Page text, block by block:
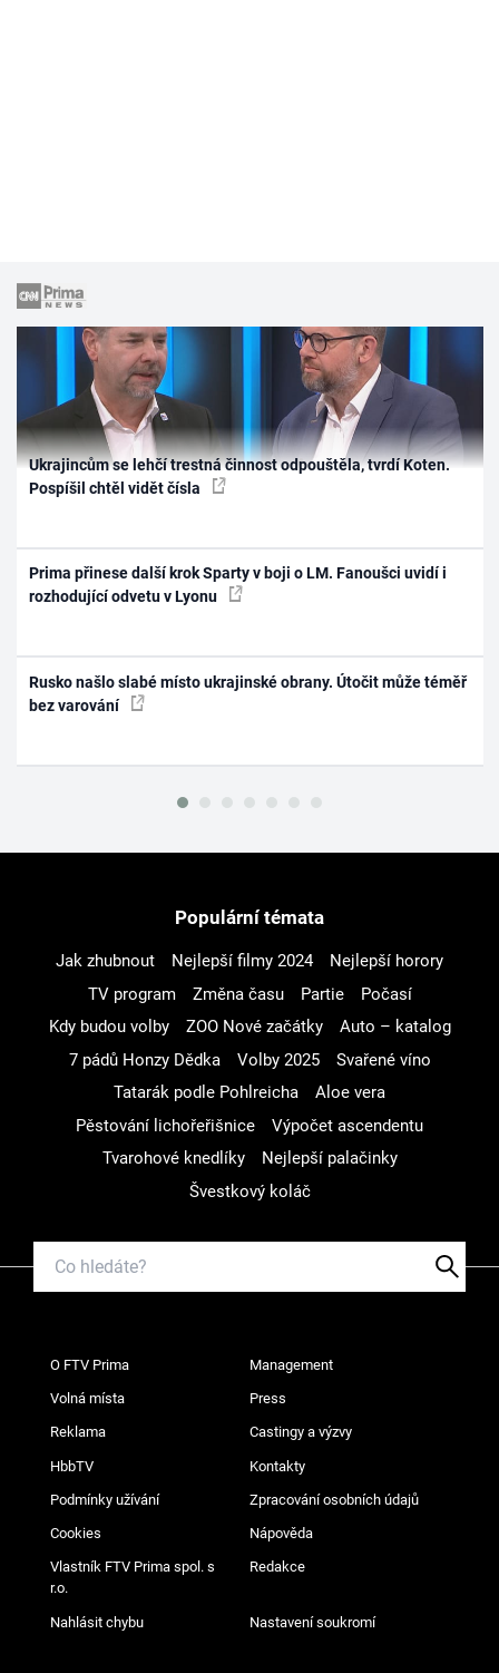
Ukrajincům se lehčí trestná činnost odpouštěla, tvrdí Koten.
Pospíšil chtěl vidět čísla
Prima přinese další krok Sparty v boji o LM. Fanoušci uvidí i
rozhodující odvetu v Lyonu
Rusko našlo slabé místo ukrajinské obrany. Útočit může téměř
bez varování
Populární témata
Jak zhubnout Nejlepší filmy 2024
Nejlepší horory
TV program
Změna času Partie
Počasí
Kdy budou volby
ZOO Nové začátky
Auto – katalog
7 pádů Honzy Dědka
Volby 2025
Svařené víno
Tatarák podle Pohlreicha
Aloe vera
Pěstování lichořeřišnice
Výpočet ascendentu
Tvarohové knedlíky
Nejlepší palačinky
Švestkový koláč
O FTV Prima Management
Volná místa Press
Reklama Castingy a výzvy
HbbTV Kontakty
Podmínky užívání Zpracování osobních údajů
Cookies Nápověda
Vlastník FTV Prima spol. s
r.o.
Redakce
Nahlásit chybu Nastavení soukromí